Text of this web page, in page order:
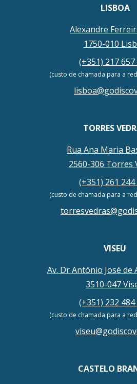
LISBOA
Alexandre
1750-010
(+351) 217
(custo de chamada para a
TORRES
Rua Ana Maria
2560-306 Torres
(+351) 261 244
(custo de chamada para a
VISEU
Av. Dr António José de
3510-047
(+351) 232 484
(custo de chamada para a
CASTELO